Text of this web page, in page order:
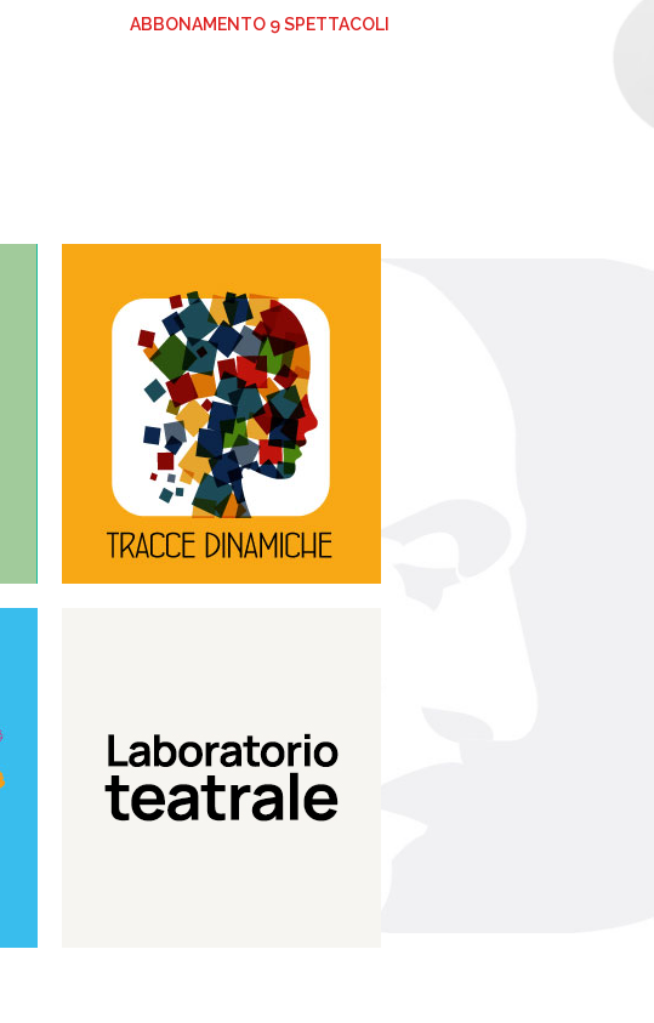
ABBONAMENTO 9 SPETTACOLI
Tracce dinamiche
Tracce Dinamiche è una
rassegna di teatro
d’innovazione e sperimentale.
Continua
Laboratorio di teatro del
Teatro Eduardo de Filippo